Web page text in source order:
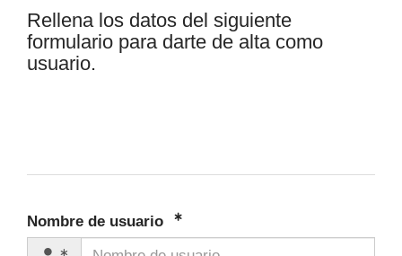
Rellena los datos del siguiente
formulario para darte de alta como
usuario.
Nombre de usuario